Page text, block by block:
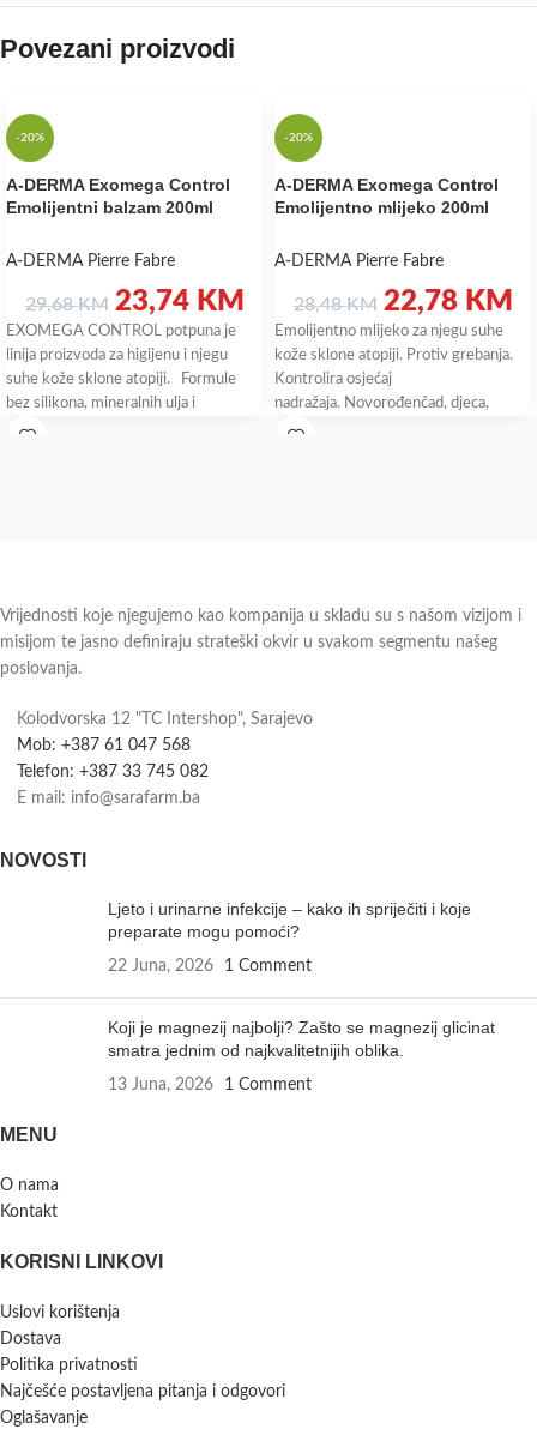
Povezani proizvodi
-20%
A-DERMA Exomega Control
Emolijentni balzam 200ml
A-DERMA Pierre Fabre
29,68KM 23,74 KM
EXOMEGA CONTROL potpuna je
linija proizvoda za higijenu i njegu
suhe kože sklone atopiji. Formule
bez silikona, mineralnih ulja i
-20%
A-DERMA Exomega Control
Emolijentno mlijeko 200ml
A-DERMA Pierre Fabre
28,48KM 22,78 KM
Emolijentno mlijeko za njegu suhe
kože sklone atopiji. Protiv grebanja.
Kontrolira osjećaj
nadražaja. Novorođenčad, djeca,
odrasli. Emolijentno mlijeko za njegu
Vrijednosti koje njegujemo kao kompanija u skladu su s našom vizijom i
misijom te jasno definiraju strateški okvir u svakom segmentu našeg
poslovanja.
Kolodvorska 12 "TC Intershop", Sarajevo
Mob: +387 61 047 568
Telefon: +387 33 745 082
E mail: info@sarafarm.ba
NOVOSTI
Ljeto i urinarne infekcije – kako ih spriječiti i koje
preparate mogu pomoći?
22 Juna, 2026 1 Comment
Koji je magnezij najbolji? Zašto se magnezij glicinat
smatra jednim od najkvalitetnijih oblika.
13 Juna, 2026 1 Comment
MENU
O nama
Kontakt
KORISNI LINKOVI
Uslovi korištenja
Dostava
Politika privatnosti
Najčešće postavljena pitanja i odgovori
Oglašavanje